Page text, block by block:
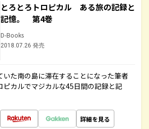
とろとろトロピカル ある旅の記録と
記憶。 第4巻
D-Books
2018.07.26 発売
いた南の島に滞在することになった筆者
ピカルでマジカルな45日間の記録と記
詳細を見る